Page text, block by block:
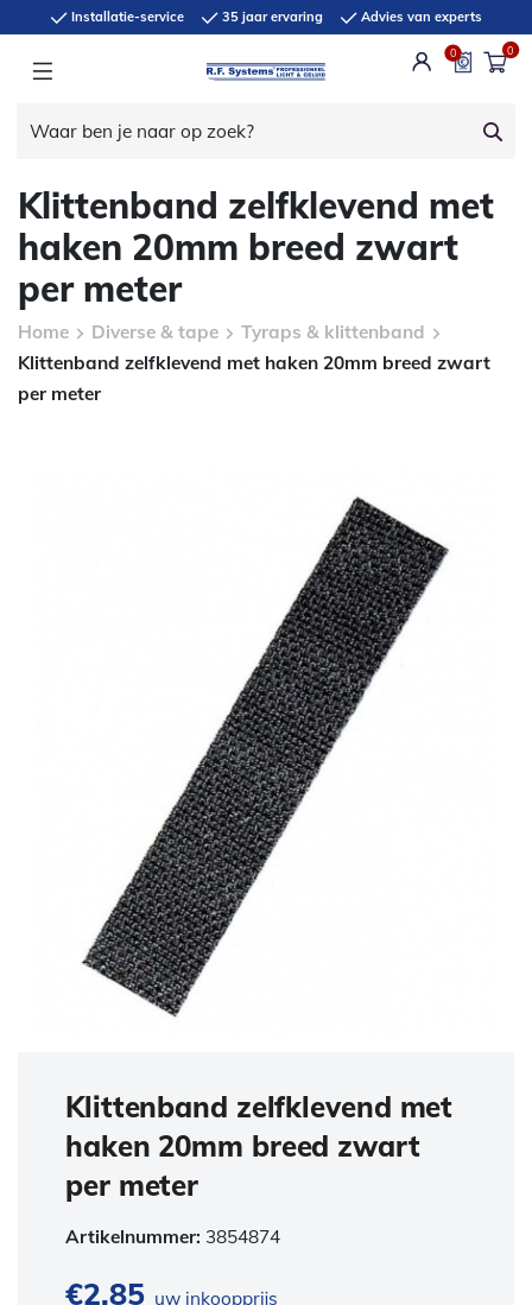
Installatie-service 35 jaar ervaring Advies van experts
0 0
Klittenband zelfklevend met
haken 20mm breed zwart
per meter
Home Diverse & tape
Tyraps & klittenband
Klittenband zelfklevend met haken 20mm breed zwart
per meter
Klittenband zelfklevend met
haken 20mm breed zwart
per meter
Artikelnummer: 3854874
€2,85 uw inkoopprijs